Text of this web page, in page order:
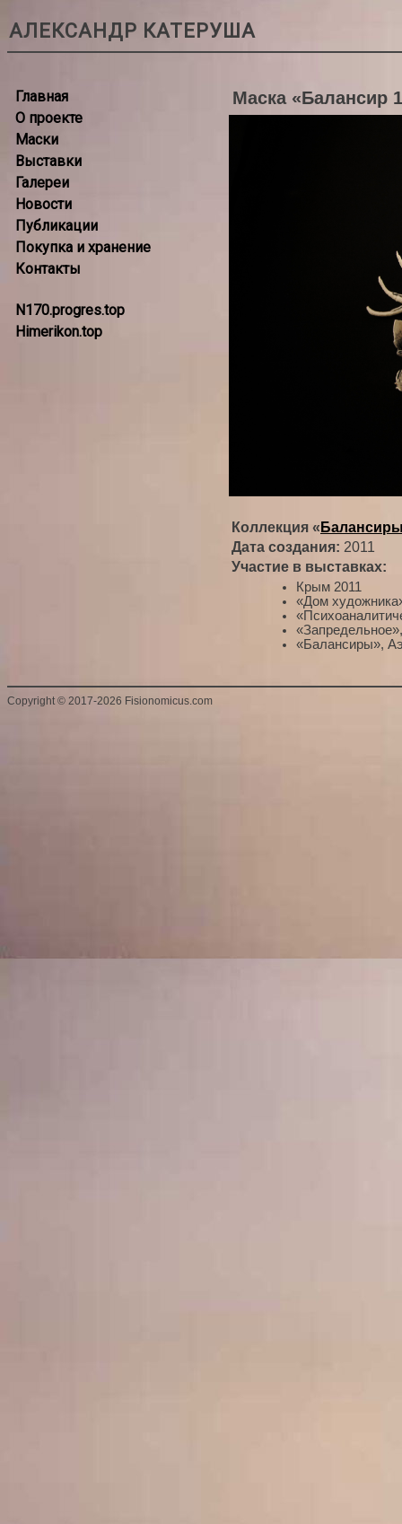
АЛЕКСАНДР КАТЕРУША
Главная
О проекте
Маски
Выставки
Галереи
Новости
Публикации
Покупка и хранение
Контакты
N170.progres.top
Himerikon.top
Маска «Балансир
Коллекция «
Дата создания: 2011
Участие в выставках:
Крым 2011
«Дом
«Балансиры»,
Copyright © 2017-2026 Fisionomicus.com